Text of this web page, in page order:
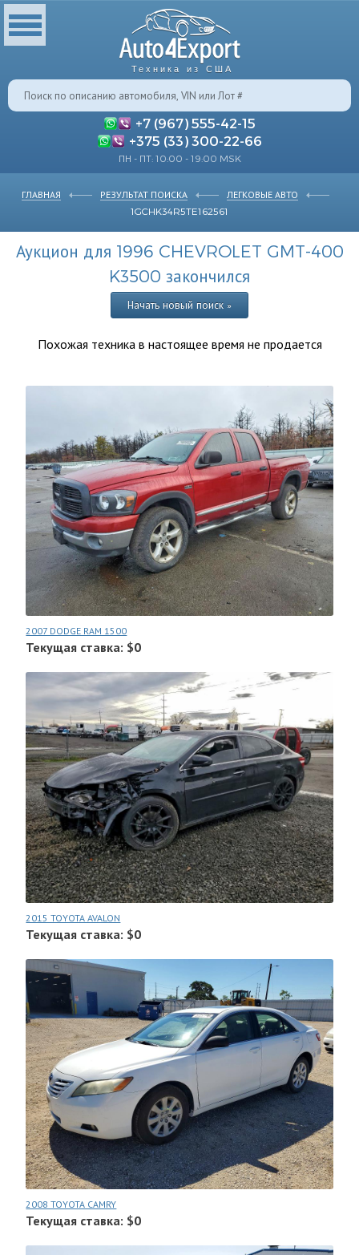
Техника из США
+7 (967) 555-42-15
+375 (33) 300-22-66
ПН - ПТ: 10:00 - 19:00 MSK
ГЛАВНАЯ РЕЗУЛЬТАТ ПОИСКА
ЛЕГКОВЫЕ АВТО
1GCHK34R5TE162561
Аукцион для 1996 CHEVROLET GMT-400
K3500 закончился
Начать новый поиск »
Похожая техника в настоящее время не продается
2007 DODGE RAM 1500
Текущая ставка: $0
2015 TOYOTA AVALON
Текущая ставка: $0
2008 TOYOTA CAMRY
Текущая ставка: $0